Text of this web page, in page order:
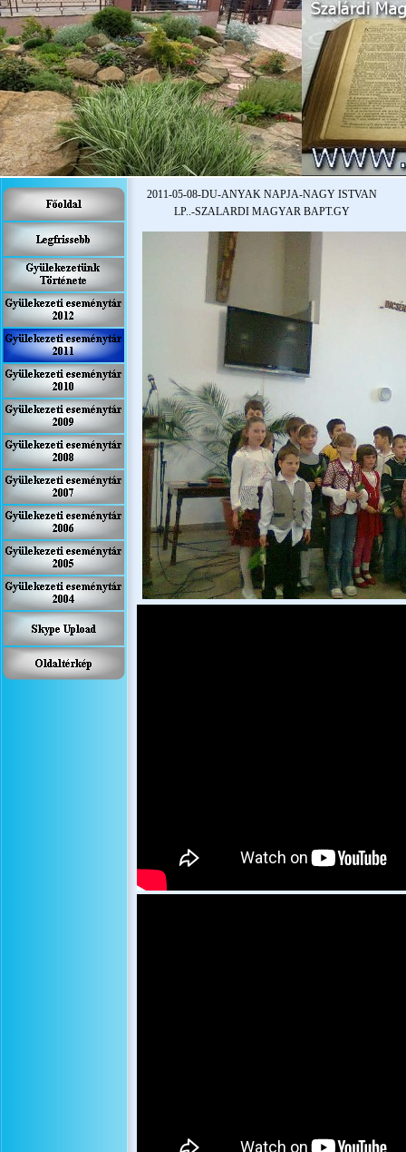
2011-05-08-DU-ANYAK NAPJA-NAGY ISTVAN
LP..-SZALARDI MAGYAR BAPT.GY